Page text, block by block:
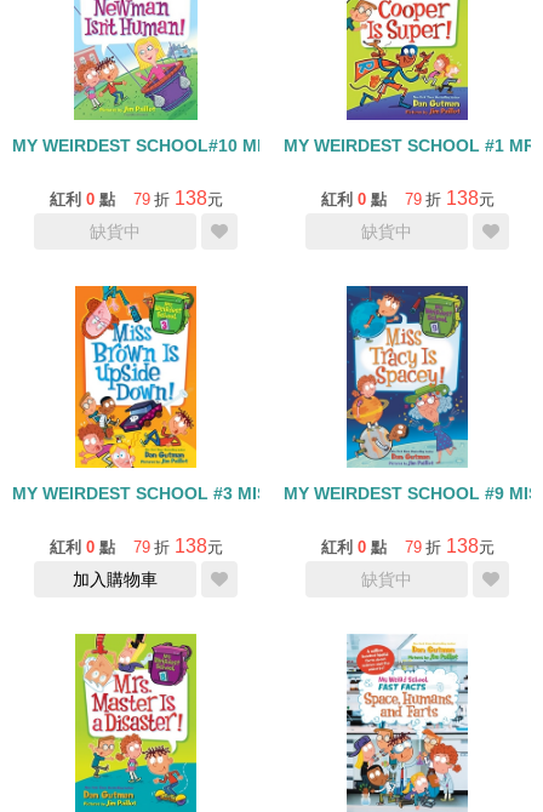
MY WEIRDEST SCHOOL#10 MISS NEWMAN ISN'T HUMAN
紅利 0 點 79 折 138元
缺貨中
MY WEIRDEST SCHOOL #1 MR
紅利 0 點 79 折 138元
缺貨中
MY WEIRDEST SCHOOL #3 MISS BROWN IS UPSIDE DOWN!
紅利 0 點 79 折 138元
加入購物車
MY WEIRDEST SCHOOL #9
紅利 0 點 79 折 138元
缺貨中